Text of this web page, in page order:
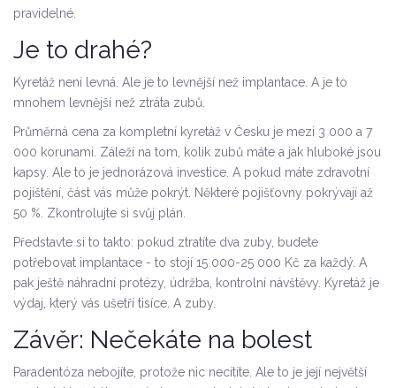
pravidelné.
Je to drahé?
Kyretáž není levná. Ale je to levnější než implantace. A je to
mnohem levnější než ztráta zubů.
Průměrná cena za kompletní kyretáž v Česku je mezi 3 000 a 7
000 korunami. Záleží na tom, kolik zubů máte a jak hluboké jsou
kapsy. Ale to je jednorázová investice. A pokud máte zdravotní
pojištění, část vás může pokrýt. Některé pojišťovny pokrývají až
50 %. Zkontrolujte si svůj plán.
Představte si to takto: pokud ztratíte dva zuby, budete
potřebovat implantace - to stojí 15 000-25 000 Kč za každý. A
pak ještě náhradní protézy, údržba, kontrolní návštěvy. Kyretáž je
výdaj, který vás ušetří tisíce. A zuby.
Závěr: Nečekáte na bolest
Paradentóza nebojíte, protože nic necítíte. Ale to je její největší